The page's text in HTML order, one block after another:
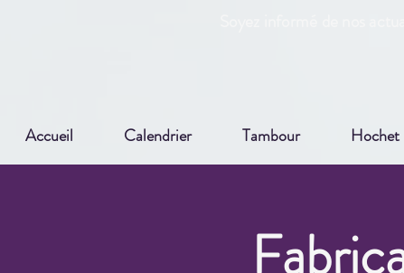
Accueil Calendrier Tambour Hochet